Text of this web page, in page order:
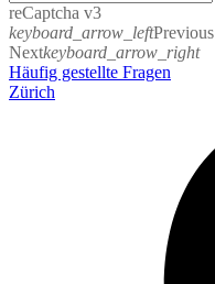
reCaptcha v3
keyboard_arrow_leftPrevious
Nextkeyboard_arrow_right
Häufig gestellte Fragen
Zürich